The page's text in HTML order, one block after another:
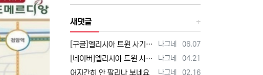
새댓글
등록자
나그네 등록일
06.07
[구글]엘리시아 트윈 사기 - 검색
등록자
나그네 등록일
04.21
[네이버]엘리시아 트윈 사기 - 검색
등록자
나그네 등록일
02.16
어지간히 안 팔리나 보네요